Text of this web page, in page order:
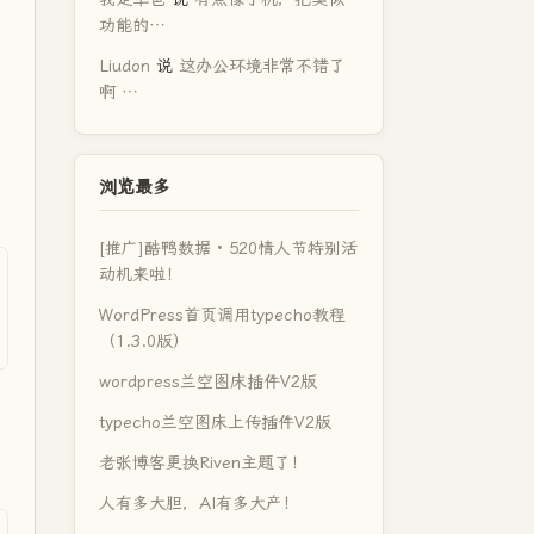
功能的…
Liudon 说 这办公环境非常不错了
啊 …
浏览最多
[推广]酷鸭数据 · 520情人节特别活
动机来啦！
WordPress首页调用typecho教程
（1.3.0版）
wordpress兰空图床插件V2版
typecho兰空图床上传插件V2版
老张博客更换Riven主题了！
人有多大胆，AI有多大产！